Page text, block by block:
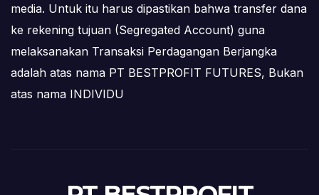
media. Untuk itu harus dipastikan bahwa transfer dana
ke rekening tujuan (Segregated Account) guna
melaksanakan Transaksi Perdagangan Berjangka
adalah atas nama PT BESTPROFIT FUTURES, Bukan
atas nama INDIVIDU